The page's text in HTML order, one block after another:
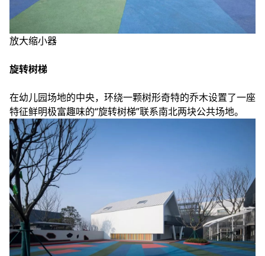
放大缩小器
旋转树梯
在幼儿园场地的中央，环绕一颗树形奇特的乔木设置了一座
特征鲜明极富趣味的“旋转树梯”联系南北两块公共场地。